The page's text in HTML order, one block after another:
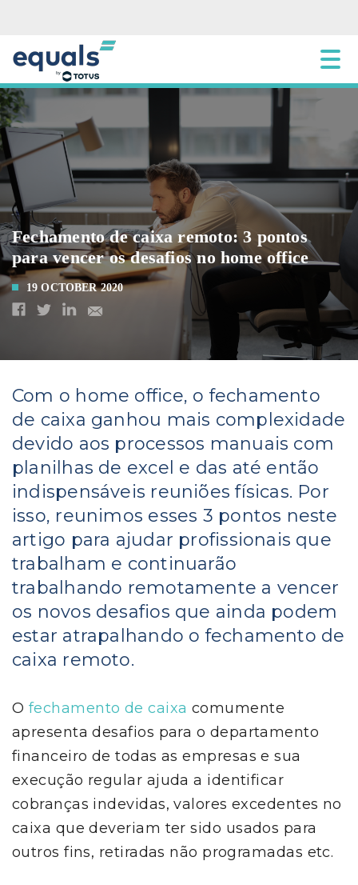
Fechamento de caixa remoto: 3 pontos
para vencer os desafios no home office
19 OCTOBER 2020
Com o home office, o fechamento
de caixa ganhou mais complexidade
devido aos processos manuais com
planilhas de excel e das até então
indispensáveis reuniões físicas. Por
isso, reunimos esses 3 pontos neste
artigo para ajudar profissionais que
trabalham e continuarão
trabalhando remotamente a vencer
os novos desafios que ainda podem
estar atrapalhando o fechamento de
caixa remoto.
O fechamento de caixa comumente
apresenta desafios para o departamento
financeiro de todas as empresas e sua
execução regular ajuda a identificar
cobranças indevidas, valores excedentes no
caixa que deveriam ter sido usados para
outros fins, retiradas não programadas etc.